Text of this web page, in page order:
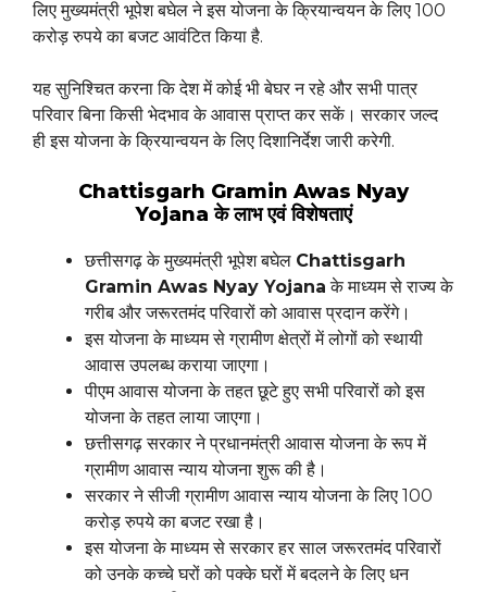
लिए मुख्यमंत्री भूपेश बघेल ने इस योजना के क्रियान्वयन के लिए 100
करोड़ रुपये का बजट आवंटित किया है.
यह सुनिश्चित करना कि देश में कोई भी बेघर न रहे और सभी पात्र
परिवार बिना किसी भेदभाव के आवास प्राप्त कर सकें। सरकार जल्द
ही इस योजना के क्रियान्वयन के लिए दिशानिर्देश जारी करेगी.
Chattisgarh Gramin Awas Nyay
Yojana के लाभ एवं विशेषताएं
छत्तीसगढ़ के मुख्यमंत्री भूपेश बघेल Chattisgarh
Gramin Awas Nyay Yojana के माध्यम से राज्य के
गरीब और जरूरतमंद परिवारों को आवास प्रदान करेंगे।
इस योजना के माध्यम से ग्रामीण क्षेत्रों में लोगों को स्थायी
आवास उपलब्ध कराया जाएगा।
पीएम आवास योजना के तहत छूटे हुए सभी परिवारों को इस
योजना के तहत लाया जाएगा।
छत्तीसगढ़ सरकार ने प्रधानमंत्री आवास योजना के रूप में
ग्रामीण आवास न्याय योजना शुरू की है।
सरकार ने सीजी ग्रामीण आवास न्याय योजना के लिए 100
करोड़ रुपये का बजट रखा है।
इस योजना के माध्यम से सरकार हर साल जरूरतमंद परिवारों
को उनके कच्चे घरों को पक्के घरों में बदलने के लिए धन